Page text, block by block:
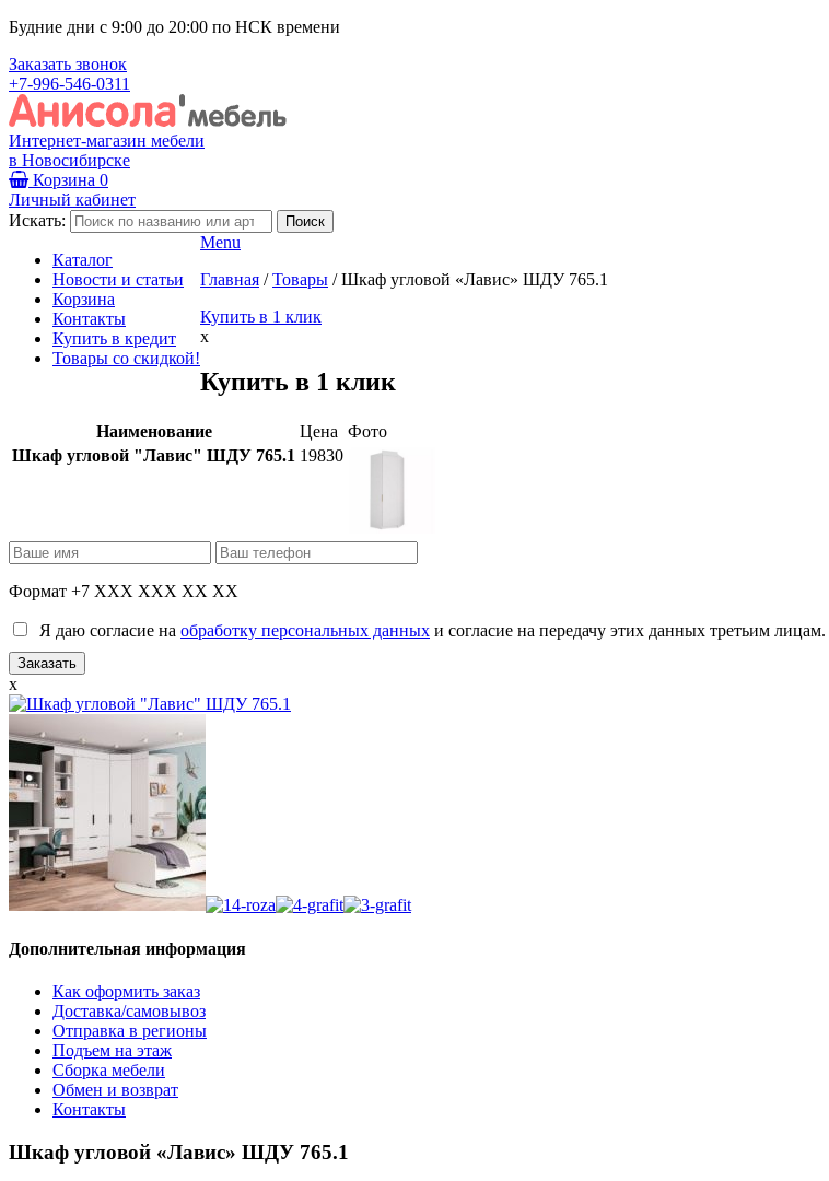
Будние дни с 9:00 до 20:00 по НСК времени
Заказать звонок
+7-996-546-0311
Интернет-магазин мебели
в Новосибирске
Корзина 0
Личный кабинет
Искать:
Каталог
Новости и статьи
Корзина
Контакты
Купить в кредит
Товары со скидкой!
Menu
Главная / Товары / Шкаф угловой «Лавис» ШДУ 765.1
Купить в 1 клик
x
Купить в 1 клик
Наименование Цена Фото
Шкаф угловой "Лавис" ШДУ 765.1 19830
Формат +7 XXX XXX XX XX
Я даю согласие на обработку персональных данных и согласие на передачу этих данных третьим лицам.
x
Дополнительная информация
Как оформить заказ
Доставка/самовывоз
Отправка в регионы
Подъем на этаж
Сборка мебели
Обмен и возврат
Контакты
Шкаф угловой «Лавис» ШДУ 765.1